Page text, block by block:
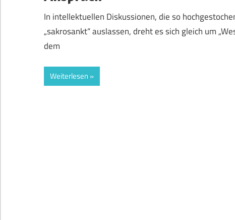
In intellektuellen Diskussionen, die so
„sakrosankt“ auslassen, dreht es sich gleich um
dem
Weiterlesen